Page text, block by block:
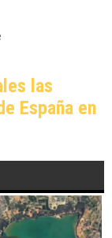
las
España en